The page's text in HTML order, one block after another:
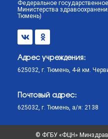
Федеральное
Министерства
Тюмень)
Адрес учреждения:
625032, г. Тюмень, 4-й км.
Почтовый адрес:
625032, г. Тюмень, а/я: 2138
© ФГБУ «ФЦН»